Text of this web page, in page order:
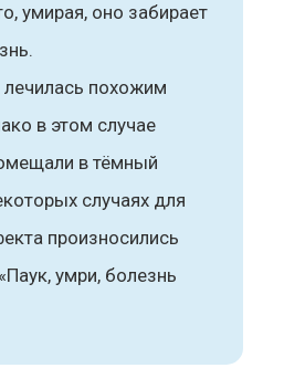
умирая, оно забирает
похожим
в этом случае
в тёмный
случаях для
произносились
умри, болезнь